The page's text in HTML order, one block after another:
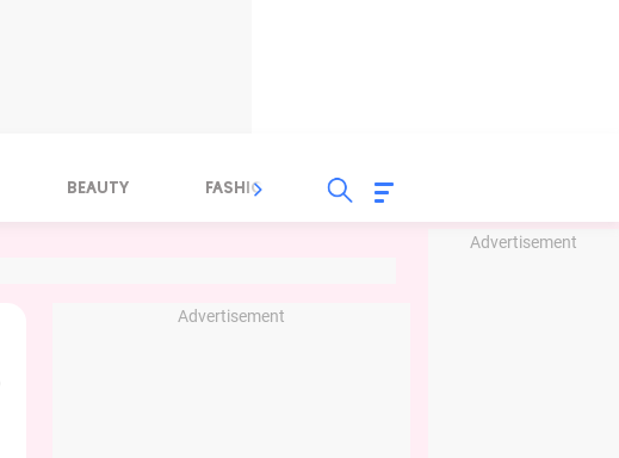
Advertisement
BEAUTY FASHION FOOD
Advertisement